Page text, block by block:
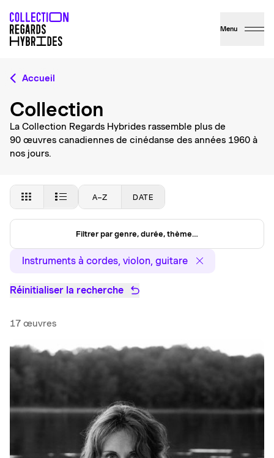
Menu
Accueil
Collection
La Collection Regards Hybrides rassemble plus de
90 œuvres canadiennes de cinédanse des années 1960 à
nos jours.
A–Z DATE
Filtrer par genre, durée, thème…
Instruments à cordes, violon, guitare
Réinitialiser la recherche
17 œuvres